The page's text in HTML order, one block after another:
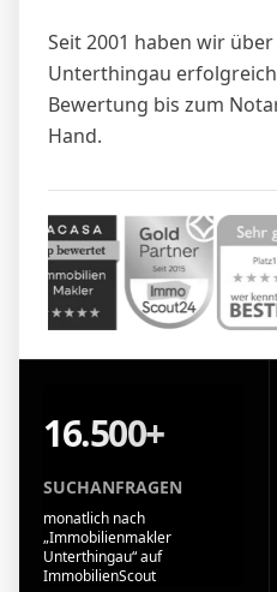
Seit 2001 haben wir
Unterthingau
Bewertung bis zum
Hand.
16.500+
SUCHANFRAGEN
monatlich nach
„Immobilienmakler
Unterthingau“ auf
ImmobilienScout